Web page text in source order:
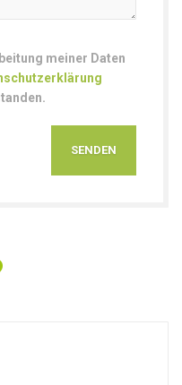
meiner Daten